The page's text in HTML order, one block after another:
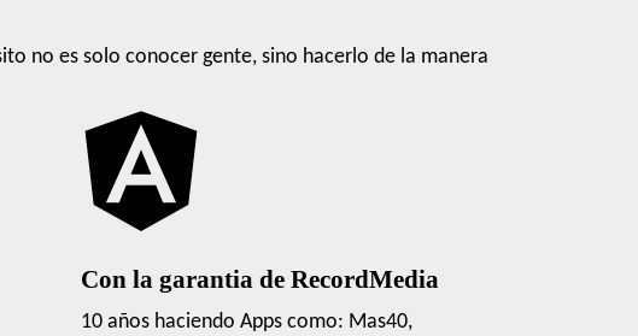
no es solo conocer gente, sino hacerlo de la manera
Con la garantia de RecordMedia
10 años haciendo Apps como: Mas40,